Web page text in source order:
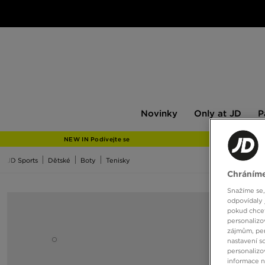
Novinky
JD
Only at JD
NEW IN Podívejte se
JD Sports Dětské Boty Tenisky
Snažíme
odpovídaly
pokud
zájmům,
nastavení
informace